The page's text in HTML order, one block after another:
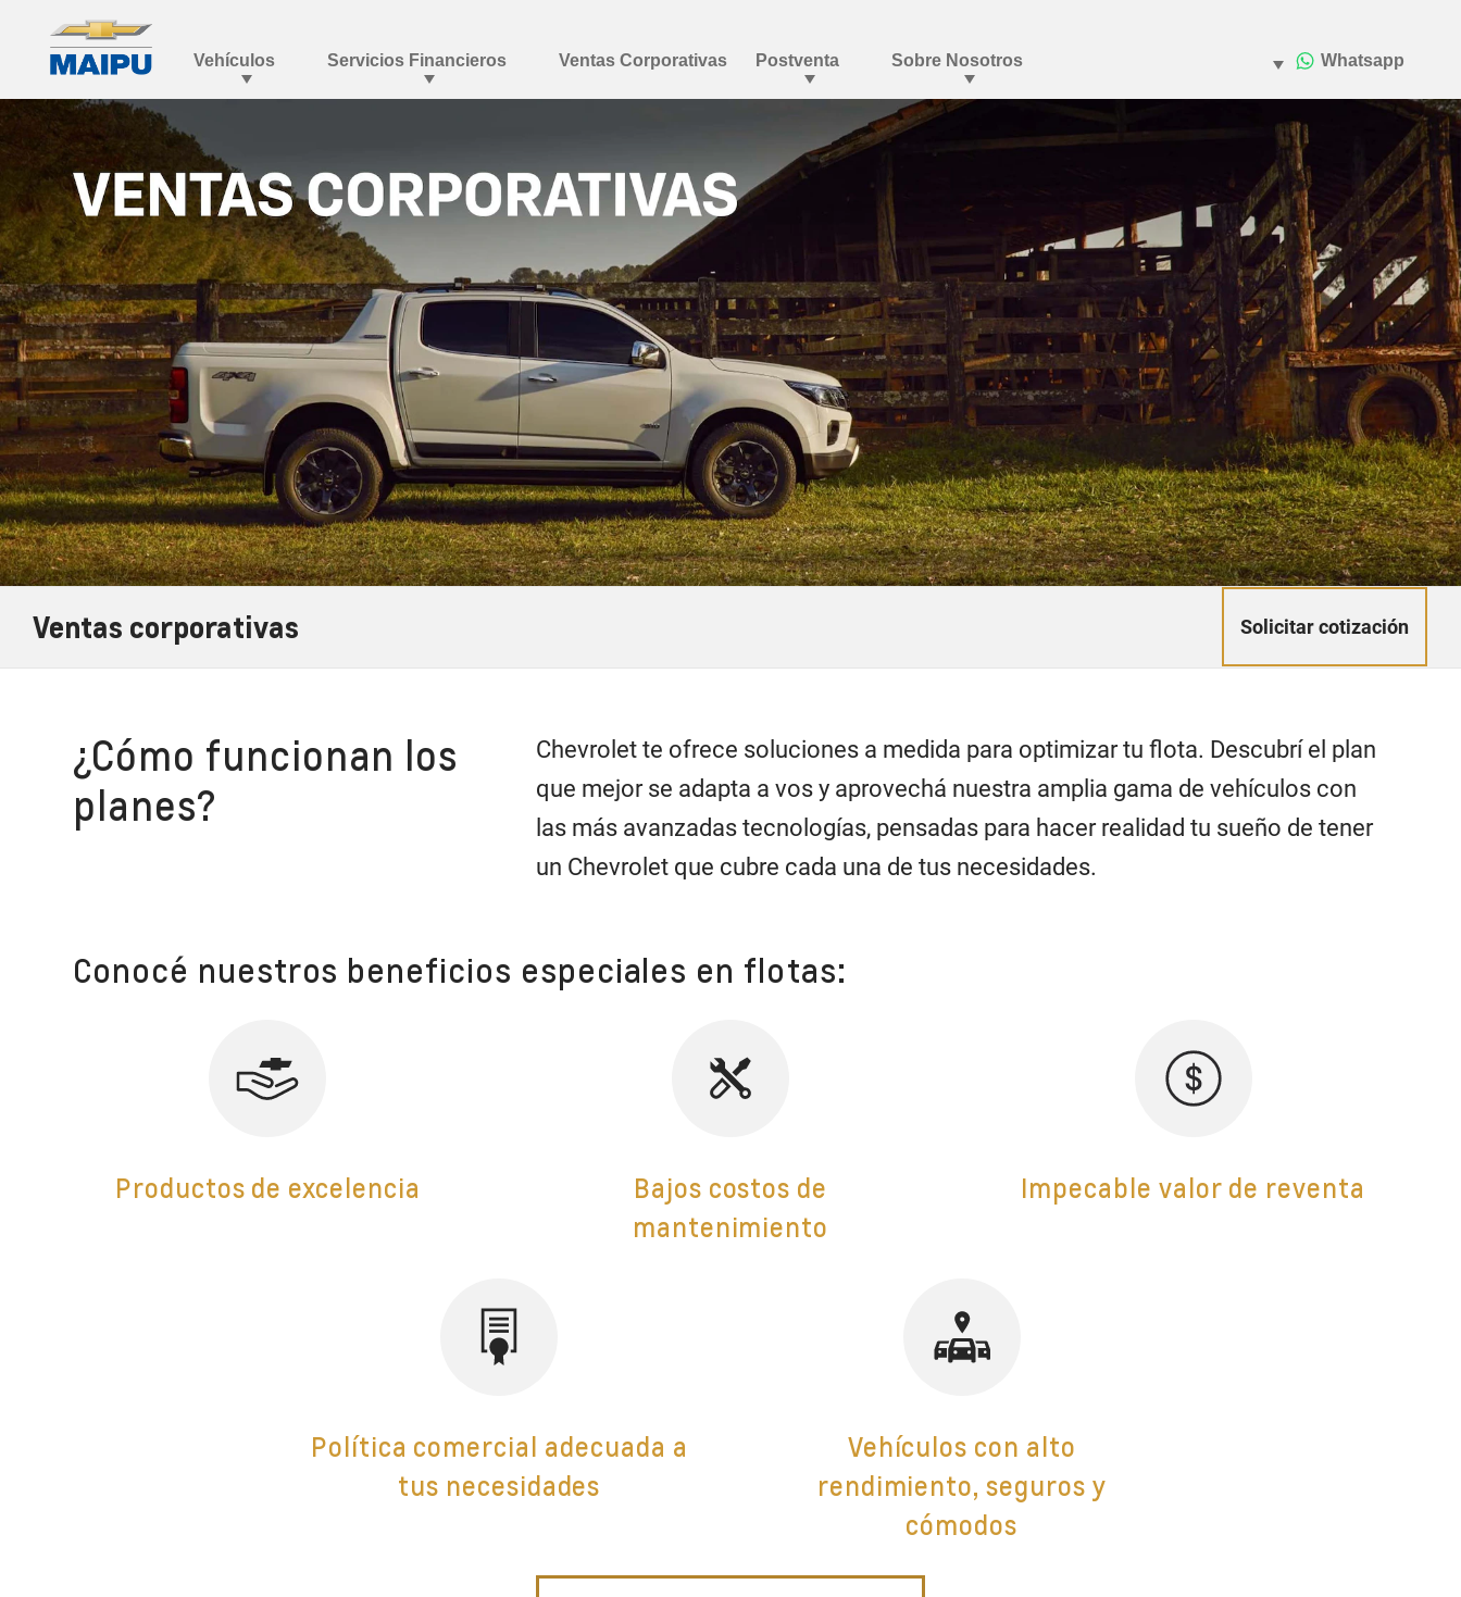
Ventas corporativas Solicitar cotización
¿Cómo funcionan los
planes?
Chevrolet te ofrece soluciones a medida para optimizar tu flota. Descubrí el plan
que mejor se adapta a vos y aprovechá nuestra amplia gama de vehículos con
las más avanzadas tecnologías, pensadas para hacer realidad tu sueño de tener
un Chevrolet que cubre cada una de tus necesidades.
Conocé nuestros beneficios especiales en flotas:
Productos de excelencia
Bajos costos de
mantenimiento
Impecable valor de reventa
Política comercial adecuada a
tus necesidades
Vehículos con alto
rendimiento, seguros y
cómodos